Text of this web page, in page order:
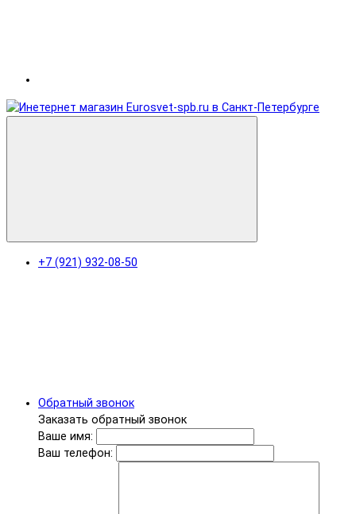
+7 (921) 932-08-50
Обратный звонок
Заказать обратный звонок
Ваше имя:
Ваш телефон: